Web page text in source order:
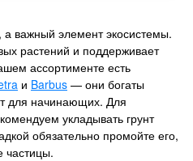
а важный элемент экосистемы.
растений и поддерживает
ассортименте есть
и Barbus — они богаты
для начинающих. Для
укладывать грунт
обязательно промойте его,
частицы.